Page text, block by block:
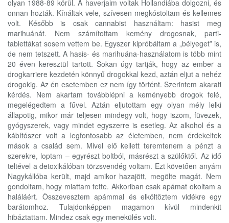
olyan 1988-89 körül. A haverjaim voltak Hollandiába dolgozni, és
onnan hozták. Kínáltak vele, szívesen megkóstoltam és kellemes
volt. Később is csak cannabist használtam: hasist meg
marihuánát. Nem számítottam kemény drogosnak, parti-
tablettákat sosem vettem be. Egyszer kipróbáltam a „bélyeget” is,
de nem tetszett. A hasis- és marihuána-használatom is több mint
20 éven keresztül tartott. Sokan úgy tartják, hogy az ember a
drogkarriere kezdetén könnyű drogokkal kezd, aztán eljut a nehéz
drogokig. Az én esetemben ez nem így történt. Szerintem akarati
kérdés. Nem akartam továbblépni a keményebb drogok felé,
megelégedtem a fűvel. Aztán eljutottam egy olyan mély lelki
állapotig, mikor már teljesen mindegy volt, hogy iszom, füvezek,
gyógyszerek, vagy mindet egyszerre is esetleg. Az alkohol és a
kábítószer volt a legfontosabb az életemben, nem érdekeltek
mások a család sem. Mivel elő kellett teremtenem a pénzt a
szerekre, loptam – egyrészt boltból, másrészt a szülőktől. Az idő
teltével a detoxikálóban törzsvendég voltam. Ezt követően anyám
Nagykállóba került, majd amikor hazajött, megölte magát. Nem
gondoltam, hogy miattam tette. Akkoriban csak apámat okoltam a
haláláért. Összevesztem apámmal és elköltöztem vidékre egy
barátomhoz. Tulajdonképpen magamon kívül mindenkit
hibáztattam. Mindez csak egy menekülés volt.